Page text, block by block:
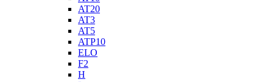
AT20
AT3
AT5
ATP10
ELO
F2
H